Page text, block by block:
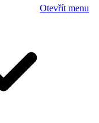
Otevřít menu